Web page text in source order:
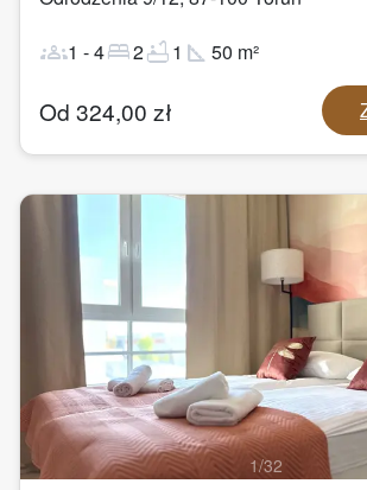
groups1 -4bed2bathtub1 square_foot 50 m²
Od 324,00 zł
1/32